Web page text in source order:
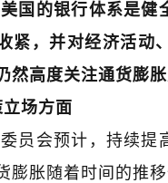
美国的银行体系是健
紧，并对经济活动
然高度关注通货膨胀
场方面
委员会预计，持续提
膨胀随着时间的推移